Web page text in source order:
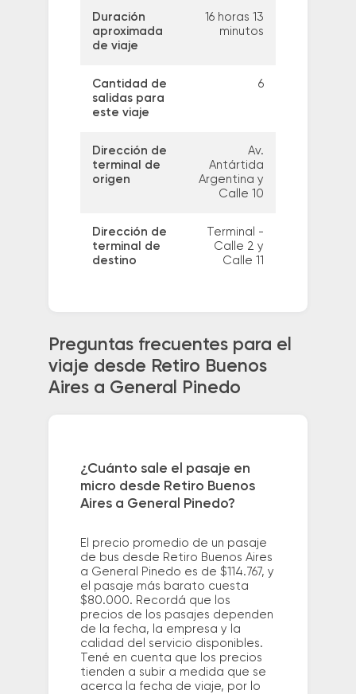
Duración
aproximada
de viaje
16 horas 13
minutos
Cantidad de
salidas para
este viaje
6
Dirección de
terminal de
origen
Av.
Antártida
Argentina y
Calle 10
Dirección de
terminal de
destino
Terminal -
Calle 2 y
Calle 11
Preguntas frecuentes para el
viaje desde Retiro Buenos
Aires a General Pinedo
¿Cuánto sale el pasaje en
micro desde Retiro Buenos
Aires a General Pinedo?
El precio promedio de un pasaje
de bus desde Retiro Buenos Aires
a General Pinedo es de $114.767, y
el pasaje más barato cuesta
$80.000. Recordá que los
precios de los pasajes dependen
de la fecha, la empresa y la
calidad del servicio disponibles.
Tené en cuenta que los precios
tienden a subir a medida que se
acerca la fecha de viaje, por lo